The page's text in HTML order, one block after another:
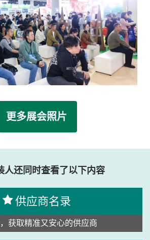
更多展会照片
人还同时查看了以下内容
供应商名录
获取精准又安心的供应商